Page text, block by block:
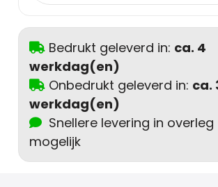
Bedrukt geleverd in: ca. 4
werkdag(en)
Onbedrukt geleverd in: ca.
werkdag(en)
Snellere levering in overleg
mogelijk